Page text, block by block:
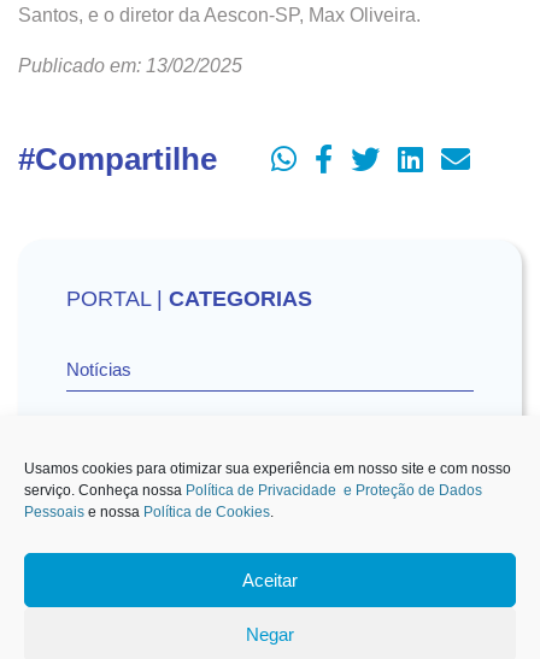
Usamos cookies para otimizar sua experiência em nosso site e com nosso
serviço. Conheça nossa Política de Privacidade e Proteção de Dados
Pessoais e nossa Política de Cookies.
Aceitar
Negar
Santos, e o diretor da Aescon-SP, Max Oliveira.
Publicado em: 13/02/2025
#Compartilhe
PORTAL | CATEGORIAS
Notícias